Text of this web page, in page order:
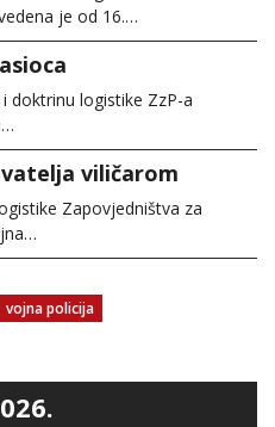
je od 16.…
doktrinu logistike ZzP-a
viličarom
Zapovjedništva za
vojna policija